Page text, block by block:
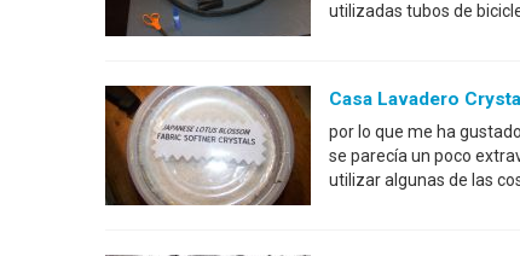
utilizadas tubos de
Casa Lavadero
por lo que me ha
se parecía un poco
utilizar algunas de las